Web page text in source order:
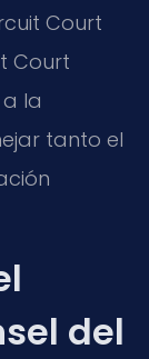
Court
Court
la
tanto el
del